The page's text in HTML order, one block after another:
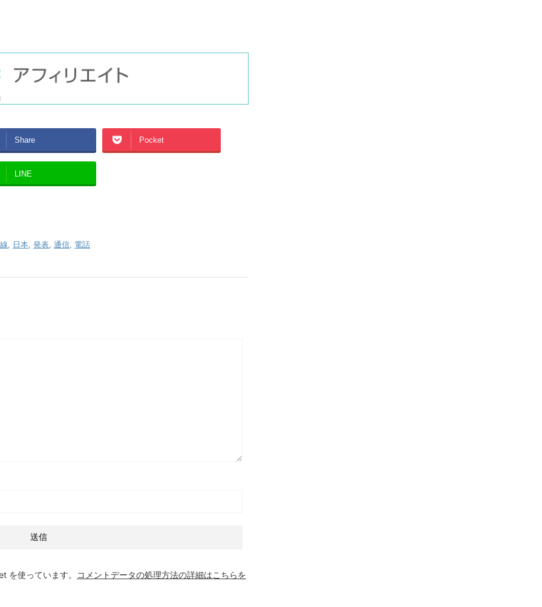
Share Pocket
LINE
日本 発表 通信 電話
を使っています。 コメントデータの処理方法の詳細はこちらを